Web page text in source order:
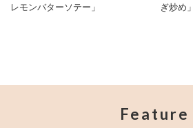
レモンバターソテー」
ぎ炒め」
Feature